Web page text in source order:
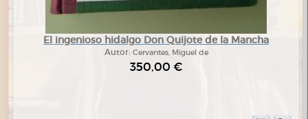
El ingenioso hidalgo Don Quijote de la Mancha
Autor: Cervantes, Miguel de
350,00 €